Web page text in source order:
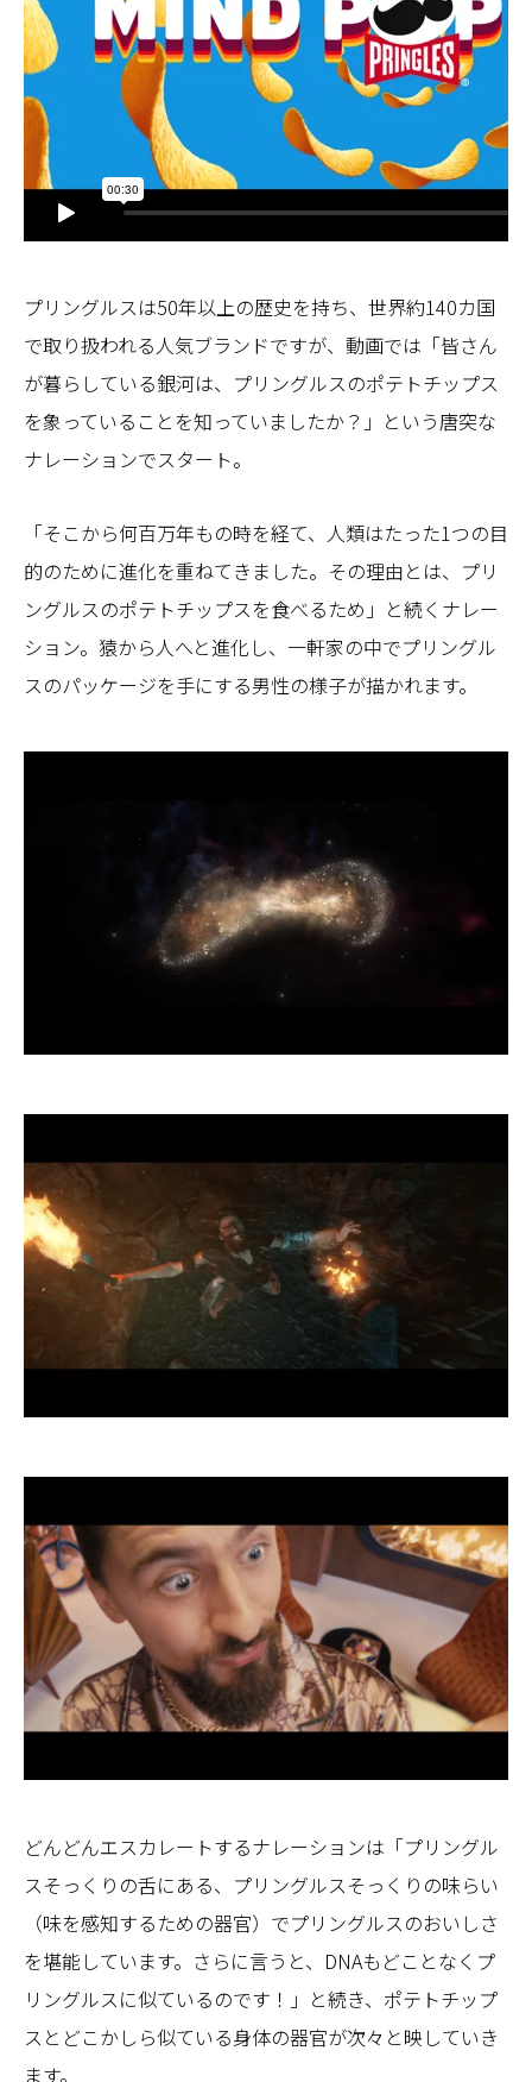
プリングルスは50年以上の歴史を持ち、世界約140カ国
で取り扱われる人気ブランドですが、動画では「皆さん
が暮らしている銀河は、プリングルスのポテトチップス
を象っていることを知っていましたか？」という唐突な
ナレーションでスタート。
「そこから何百万年もの時を経て、人類はたった1つの目
的のために進化を重ねてきました。その理由とは、プリ
ングルスのポテトチップスを食べるため」と続くナレー
ション。猿から人へと進化し、一軒家の中でプリングル
スのパッケージを手にする男性の様子が描かれます。
どんどんエスカレートするナレーションは「プリングル
スそっくりの舌にある、プリングルスそっくりの味らい
（味を感知するための器官）でプリングルスのおいしさ
を堪能しています。さらに言うと、DNAもどことなくプ
リングルスに似ているのです！」と続き、ポテトチップ
スとどこかしら似ている身体の器官が次々と映していき
ます。